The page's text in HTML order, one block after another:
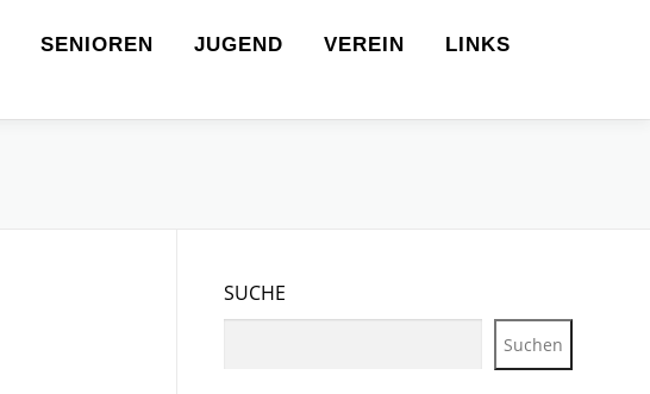
SENIOREN JUGEND VEREIN LINKS
SUCHE
Suchen